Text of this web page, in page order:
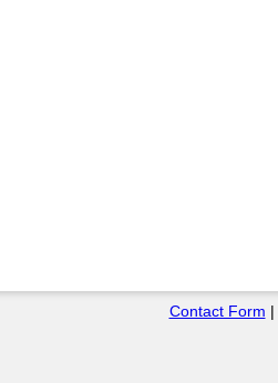
Contact Form |